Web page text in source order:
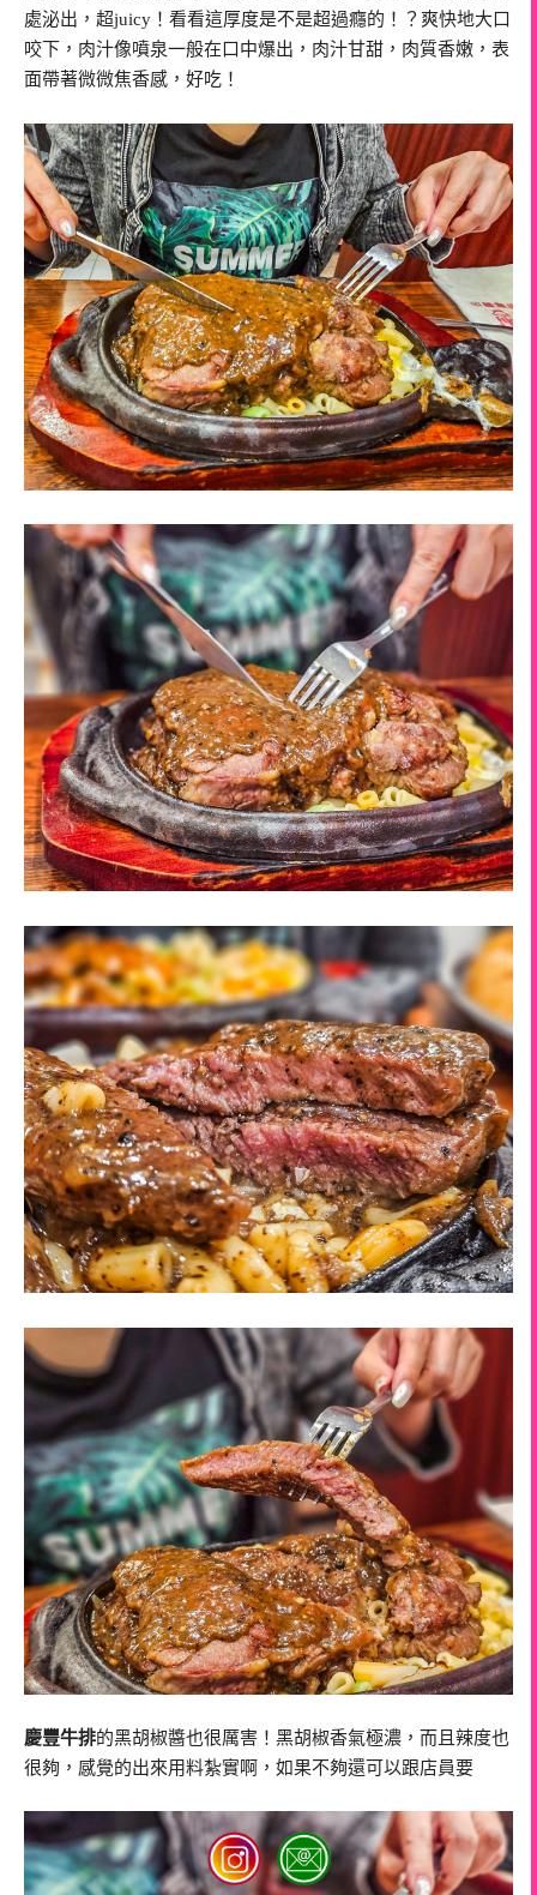
處泌出，超juicy！看看這厚度是不是超過癮的！？爽快地大口
咬下，肉汁像噴泉一般在口中爆出，肉汁甘甜，肉質香嫩，表
面帶著微微焦香感，好吃！
慶豐牛排的黑胡椒醬也很厲害！黑胡椒香氣極濃，而且辣度也
很夠，感覺的出來用料紮實啊，如果不夠還可以跟店員要